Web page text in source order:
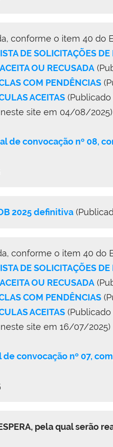
conforme o item 40 do
DE SOLICITAÇÕES
OU RECUSADA
COM PENDÊNCIAS
ACEITAS
site em 04/08/2025)
de convocação nº 08,
2025 definitiva
conforme o item 40 do
DE SOLICITAÇÕES
OU RECUSADA
COM PENDÊNCIAS
ACEITAS
site em 16/07/2025)
convocação nº 07,
pela qual serão